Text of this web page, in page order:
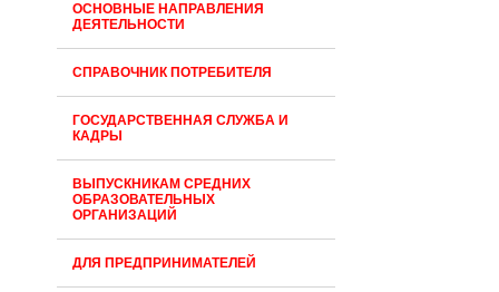
ОСНОВНЫЕ НАПРАВЛЕНИЯ
ДЕЯТЕЛЬНОСТИ
СПРАВОЧНИК ПОТРЕБИТЕЛЯ
ГОСУДАРСТВЕННАЯ СЛУЖБА И
КАДРЫ
ВЫПУСКНИКАМ СРЕДНИХ
ОБРАЗОВАТЕЛЬНЫХ
ОРГАНИЗАЦИЙ
ДЛЯ ПРЕДПРИНИМАТЕЛЕЙ